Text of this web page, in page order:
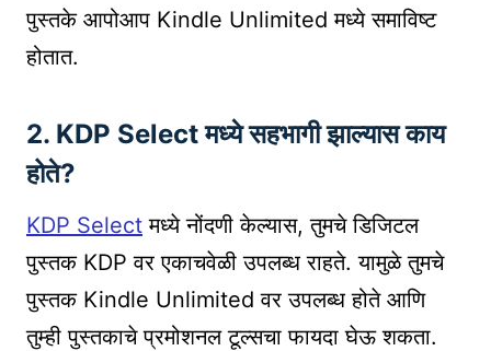
पुस्तके आपोआप Kindle Unlimited मध्ये समाविष्ट
होतात.
2. KDP Select मध्ये सहभागी झाल्यास काय
होते?
KDP Select मध्ये नोंदणी केल्यास, तुमचे डिजिटल
पुस्तक KDP वर एकाचवेळी उपलब्ध राहते. यामुळे तुमचे
पुस्तक Kindle Unlimited वर उपलब्ध होते आणि
तुम्ही पुस्तकाचे प्रमोशनल टूल्सचा फायदा घेऊ शकता.